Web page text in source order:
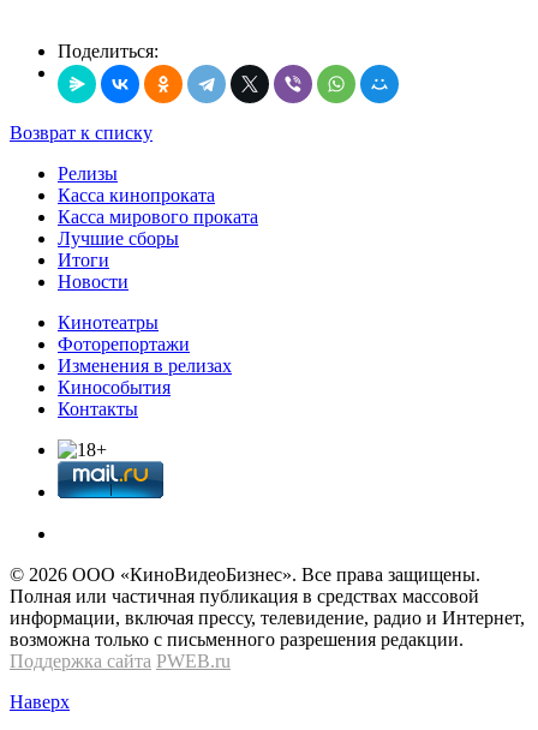
Поделиться:
Возврат к списку
Релизы
Касса кинопроката
Касса мирового проката
Лучшие сборы
Итоги
Новости
Кинотеатры
Фоторепортажи
Изменения в релизах
Кинособытия
Контакты
© 2026 OOО «КиноВидеоБизнес». Все права защищены.
Полная или частичная публикация в средствах массовой
информации, включая прессу, телевидение, радио и Интернет,
возможна только с письменного разрешения редакции.
Поддержка сайта PWEB.ru
Наверх